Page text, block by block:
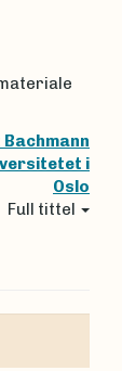
Bachmann
i
Oslo
Full tittel